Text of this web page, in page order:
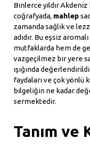
Binlerce yıldır
coğrafyada, mahlep
zamanda sağlık ve
adıdır. Bu eşsiz
mutfaklarda hem de
vazgeçilmez bir yere
ışığında
faydaları ve çok yönlü
bilgeliğin ne kadar
sermektedir.
Tanım ve